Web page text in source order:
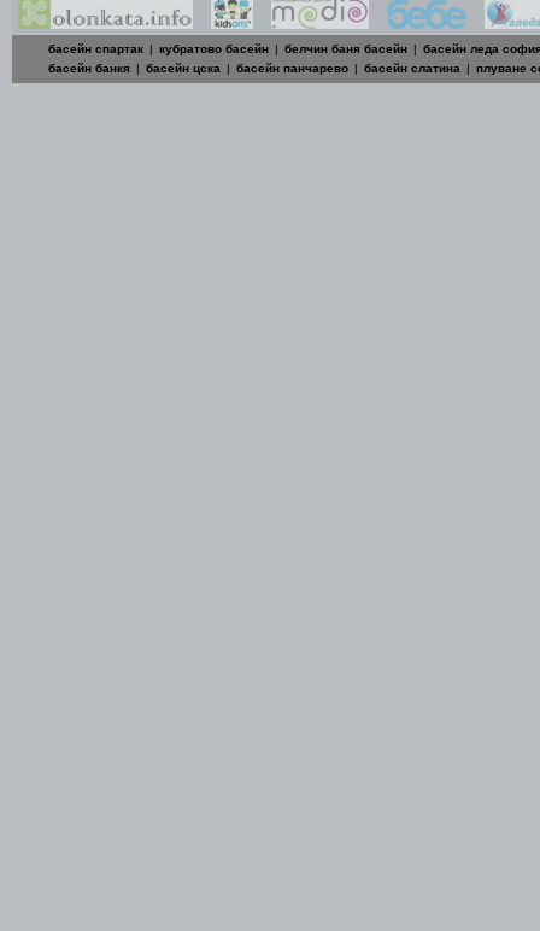
басейн спартак | кубратово басейн | белчин баня басейн | басейн леда
басейн банкя
| басейн цска | басейн панчарево | басейн слатина | плуване